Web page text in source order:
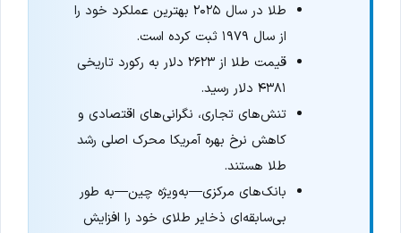
طلا در سال ۲۰۲۵ بهترین عملکرد خود را
از سال ۱۹۷۹ ثبت کرده است.
قیمت طلا از ۲۶۲۳ دلار به رکورد تاریخی
۴۳۸۱ دلار رسید.
تنش‌های تجاری، نگرانی‌های اقتصادی و
کاهش نرخ بهره آمریکا محرک اصلی رشد
طلا هستند.
بانک‌های مرکزی—به‌ویژه چین—به طور
بی‌سابقه‌ای ذخایر طلای خود را افزایش